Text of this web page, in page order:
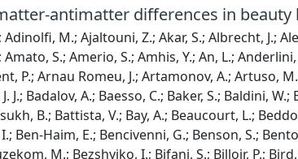
antimatter differences in beauty
A.; Cook, A.; Coquereau, S.; Corti, G.; Corvo, M.; Costa Sobral, C. M.; Couturier, B.; Cowan, G. A.; Craik, D. C.; Crocombe, A.; Cruz Torres, M.; Cunliffe, S.; Currie, R.; D'Ambrosio, C.; Da Cunha Marinho, F.; Dall'Occo, E.; Dalseno, J.; David, P. N. Y.; Davis, A.; De Aguiar Francisco, O.; De Bruyn, K.; De Capua, S.; De Cian, M.; De Miranda, J. M.; De Paula, L.; De Serio, M.; De Simone, P.; Dean, C. -T.; Decamp, D.; Deckenhoff, M.; Del Buono, L.; Demmer, M.; Derkach, D.; Deschamps, O.; Dettori, F.; Dey, B.; Di Canto, A.; Dijkstra, H.; Dordei, F.; Dorigo, M.; Dosil Suarez, A.; Dovbnya, A.; Dreimanis, K.; Dufour, L.; Dujany, G.; Dungs, K.; Durante, P.; Dzhelyadin, R.; Dziurda, A.; Dzyuba, A.; Deleage, N.; Easo, S.; Ebert, M.; Egede, U.; Egorychev, V.; Eidelman, S.; Eisenhardt, S.; Eitschberger, U.; Ekelhof, R.; Eklund, L.; Elsasser, C.; Ely, S.; Esen, S.; Evans, H. M.; Evans, T.; Falabella, A.; Farley, N.; Farry, S.; Fay, R.; Fazzini, D.; Ferguson, D.; Fernandez Albor, V.; Fernandez Prieto, A.; Ferrari, F.; Ferreira Rodrigues, F.; Ferro-Luzzi, M.; Filippov, S.; Fini, R. A.; Fiore, M.; Fiorini, M.; Firlej, M.; Fitzpatrick, C.; Fiutowski, T.; Fleuret, F.; Fohl, K.; Fontana, M.; Fontanelli, F.; Forshaw, D. C.; Forty, R.; Franco Lima, V.; Frank, M.; Frei, C.; Fu, J.; Furfaro, E.; Farber, C.; Gallas Torreira, A.; Galli, D.; Gallorini, S.; Gambetta, S.; Gandelman, M.; Gandini, P.; Gao, Y.; Garcia Martin, L. M.; Garcia Pardinas, J.; Garra Tico, J.; Garrido, L.; Garsed, P. J.; Gascon, D.; Gaspar, C.; Gavardi, L.; Gazzoni, G.; Gerick, D.; Gersabeck, E.; Gersabeck, M.; Gershon, T.; Ghez, P.; Giani, S.; Gibson, V.; Girard, O. G.; Giubega, L.; Gizdov, K.; Gligorov, V. V.; Golubkov, D.; Golutvin, A.; Gomes, A.; Gorelov, I. V.; Gotti, C.; Grabalosa Gandara, M.; Graciani Diaz, R.; Granado Cardoso, L. A.; Grauges, E.; Graverini, E.; Graziani, G.; Grecu, A.; Griffth, P.; Grillo, L.; Gruberg Cazon, B. R.; Grunberg, O.; Gushchin, E.; Guz, Y.; Gys, T.; Gobel, C.; Hadavizadeh, T.; Hadjivasiliou, C.; Haefeli, G.; Haen, C.; Haines, S. C.; Hall, S.; Hamilton, B.; Han, X.; Hansmann-Menzemer, S.; Harnew, N.; Harnew, S. T.; Harrison, J.; Hatch, M.; He, J.; Head, T.; Heister, A.; Hennessy, K.; Henrard, P.; Henry, L.; Hernando Morata, J. A.; Van Herwijnen, E.; Hess, M.; Hicheur, A.; Hill, D.; Hombach, C.; Hopchev, H.; Hulsbergen, W.; Humair, T.; Hushchyn, M.; Hussain, N.; Hutchcroft, D.; Idzik, M.; Ilten, P.; Jacobsson, R.; Jaeger, A.; Jalocha, J.; Jans, E.; Jawahery, A.; Jiang, F.; John, M.; Johnson, D.; Jones, C. R.; Joram, C.; Jost, B.; Jurik, N.; Kandybei, S.; Kanso, W.; Karacson, M.; Kariuki, J. M.; Karodia, S.; Kecke, M.; Kelsey, M.; Kenyon, I. R.; Kenzie, M.; Ketel, T.; Khairullin, E.; Khanji, B.; Khurewathanakul, C.; Kirn, T.; Klaver, S.; Klimaszewski, K.; Koliiev, S.; Kolpin, M.; Komarov, I.; Koopman, R. F.; Koppenburg, P.; Kozachuk, A.; Kozeiha, M.; Kravchuk, L.; Kreplin, K.; Kreps, M.; Krokovny, P.; Kruse, F.; Krzemien, W.; Kucewicz, W.; Kucharczyk, M.; Kudryavtsev, V.; Kuonen, A. K.; Kurek, K.; Kvaratskheliya, T.; Lacarrere, D.; Lafferty, G.; Lai, A.; Lambert, D.; Lanfranchi, G.; Langenbruch, C.; Latham, T.; Lazzeroni, C.; Le Gac, R.; Van Leerdam, J.; Lees, J. -P.; Leflat, A.; Lefrancois, J.; Lefevre, R.; Lemaitre, F.; Lemos Cid, E.; Leroy, O.; Lesiak, T.; Leverington, B.; Li, Y.; Likhomanenko, T.; Lindner, R.; Linn, C.; Lionetto, F.; Liu, B.; Liu, X.; Loh, D.; Longstaff, I.; Lopes, J. H.; Lucchesi, D.; Lucio Martinez, M.; Luo, H.; Lupato, A.; Luppi, E.; Lupton, O.; Lusiani, A.; Lyu, X.; Machefert, F.; Maciuc, F.; Maev, O.; Maguire, K.; Malde, S.; Malinin, A.; Maltsev, T.; Manca, G.; Mancinelli, G.; Manning, P.; Maratas, J.; Marchand, J. F.; Marconi, U.; Marin Benito, C.; Marino, P.; Marks, J.; Martellotti, G.; Martin, M.; Martinelli, M.; Martinez Santos, D.; Martinez Vidal, F.;